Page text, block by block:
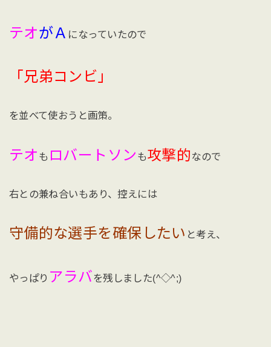
テオがＡ になっていたので
「兄弟コンビ」
を並べて使おうと画策。
テオ も ロバートソン も攻撃的 なので
右との兼ね合いもあり、控えには
守備的な選手を確保したい と考え、
やっぱり アラバを残しました(^◇^;)